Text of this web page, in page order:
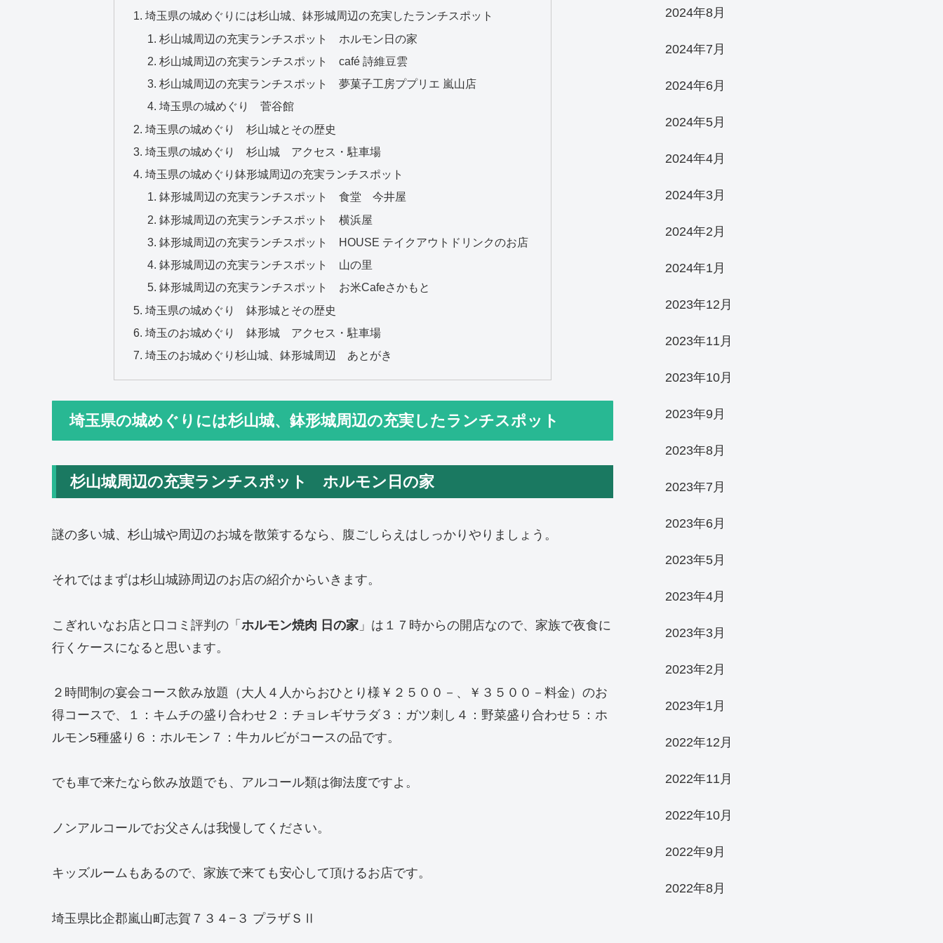
埼玉県の城めぐりには杉山城、鉢形城周辺の充実したランチスポット
杉山城周辺の充実ランチスポット ホルモン日の家
杉山城周辺の充実ランチスポット café 詩維豆雲
杉山城周辺の充実ランチスポット 夢菓子工房ププリエ 嵐山店
埼玉県の城めぐり 菅谷館
埼玉県の城めぐり 杉山城とその歴史
埼玉県の城めぐり 杉山城 アクセス・駐車場
埼玉県の城めぐり鉢形城周辺の充実ランチスポット
鉢形城周辺の充実ランチスポット 食堂 今井屋
鉢形城周辺の充実ランチスポット 横浜屋
鉢形城周辺の充実ランチスポット HOUSE テイクアウトドリンクのお店
鉢形城周辺の充実ランチスポット 山の里
鉢形城周辺の充実ランチスポット お米Cafeさかもと
埼玉県の城めぐり 鉢形城とその歴史
埼玉のお城めぐり 鉢形城 アクセス・駐車場
埼玉のお城めぐり杉山城、鉢形城周辺 あとがき
埼玉県の城めぐりには杉山城、鉢形城周辺の充実したランチスポット
杉山城周辺の充実ランチスポット ホルモン日の家
謎の多い城、杉山城や周辺のお城を散策するなら、腹ごしらえはしっかりやりましょう。
それではまずは杉山城跡周辺のお店の紹介からいきます。
こぎれいなお店と口コミ評判の「 ホルモン焼肉 日の家 」は１７時からの開店なので、家族で夜食に
行くケースになると思います。
２時間制の宴会コース飲み放題（大人４人からおひとり様￥２５００－、￥３５００－料金）のお
得コースで、１：キムチの盛り合わせ２：チョレギサラダ３：ガツ刺し４：野菜盛り合わせ５：ホ
ルモン5種盛り６：ホルモン７：牛カルビがコースの品です。
でも車で来たなら飲み放題でも、アルコール類は御法度ですよ。
ノンアルコールでお父さんは我慢してください。
キッズルームもあるので、家族で来ても安心して頂けるお店です。
埼玉県比企郡嵐山町志賀７３４−３ プラザＳⅡ
2024年8月
2024年7月
2024年6月
2024年5月
2024年4月
2024年3月
2024年2月
2024年1月
2023年12月
2023年11月
2023年10月
2023年9月
2023年8月
2023年7月
2023年6月
2023年5月
2023年4月
2023年3月
2023年2月
2023年1月
2022年12月
2022年11月
2022年10月
2022年9月
2022年8月